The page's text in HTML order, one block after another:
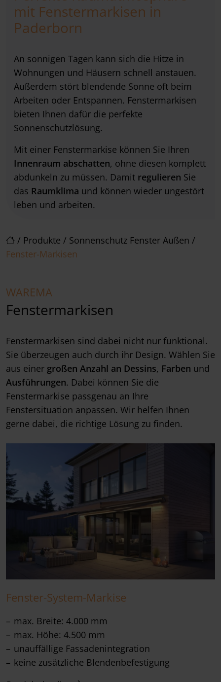
/ Produkte / Sonnenschutz Fenster Außen /
Fenster-Markisen
mit Fenstermarkisen in
Paderborn
An sonnigen Tagen kann sich die Hitze in
Wohnungen und Häusern schnell anstauen.
Außerdem stört blendende Sonne oft beim
Arbeiten oder Entspannen. Fenstermarkisen
bieten Ihnen dafür die perfekte
Sonnenschutzlösung.
Mit einer Fenstermarkise können Sie Ihren
Innenraum abschatten, ohne diesen komplett
abdunkeln zu müssen. Damit regulieren Sie
das Raumklima und können wieder ungestört
leben und arbeiten.
WAREMA
Fenstermarkisen
Fenstermarkisen sind dabei nicht nur funktional.
Sie überzeugen auch durch ihr Design. Wählen Sie
aus einer großen Anzahl an Dessins, Farben und
Ausführungen. Dabei können Sie die
Fenstermarkise passgenau an Ihre
Fenstersituation anpassen. Wir helfen Ihnen
gerne dabei, die richtige Lösung zu finden.
Fenster-System-Markise
max. Breite: 4.000 mm
max. Höhe: 4.500 mm
unauffällige Fassadenintegration
keine zusätzliche Blendenbefestigung